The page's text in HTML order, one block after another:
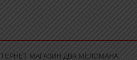
МАГАЗИН ДВА МЕЛОМАНА